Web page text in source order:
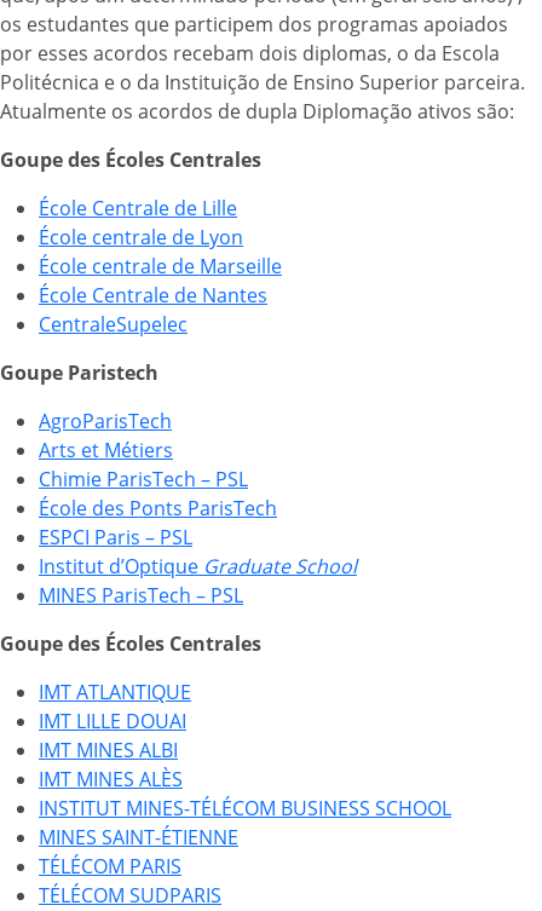
os estudantes que participem dos programas apoiados
por esses acordos recebam dois diplomas, o da Escola
Politécnica e o da Instituição de Ensino Superior parceira.
Atualmente os acordos de dupla Diplomação ativos são:
Goupe des Écoles Centrales
École Centrale de Lille
École centrale de Lyon
École centrale de Marseille
École Centrale de Nantes
CentraleSupelec
Goupe Paristech
AgroParisTech
Arts et Métiers
Chimie ParisTech – PSL
École des Ponts ParisTech
ESPCI Paris – PSL
Institut d’Optique Graduate School
MINES ParisTech – PSL
Goupe des Écoles Centrales
IMT ATLANTIQUE
IMT LILLE DOUAI
IMT MINES ALBI
IMT MINES ALÈS
INSTITUT MINES-TÉLÉCOM BUSINESS SCHOOL
MINES SAINT-ÉTIENNE
TÉLÉCOM PARIS
TÉLÉCOM SUDPARIS